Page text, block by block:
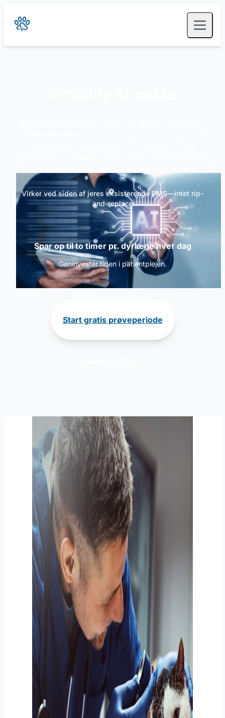
Virker ved siden af jeres eksisterende PMS—intet rip-
and-replace
Spar op til to timer pr. dyrlæge hver dag
Geninvestér tiden i patientplejen.
Start gratis prøveperiode